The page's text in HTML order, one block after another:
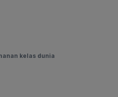
kelas dunia